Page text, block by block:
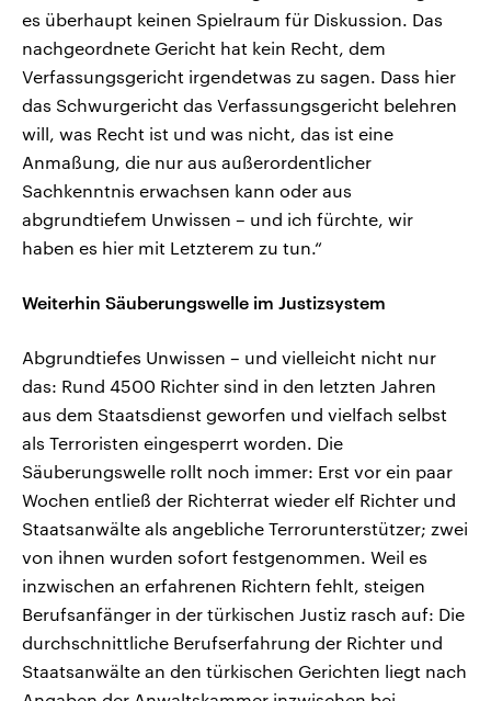
es überhaupt keinen Spielraum für Diskussion. Das
nachgeordnete Gericht hat kein Recht, dem
Verfassungsgericht irgendetwas zu sagen. Dass hier
das Schwurgericht das Verfassungsgericht belehren
will, was Recht ist und was nicht, das ist eine
Anmaßung, die nur aus außerordentlicher
Sachkenntnis erwachsen kann oder aus
abgrundtiefem Unwissen – und ich fürchte, wir
haben es hier mit Letzterem zu tun.“
Weiterhin Säuberungswelle im Justizsystem
Abgrundtiefes Unwissen – und vielleicht nicht nur
das: Rund 4500 Richter sind in den letzten Jahren
aus dem Staatsdienst geworfen und vielfach selbst
als Terroristen eingesperrt worden. Die
Säuberungswelle rollt noch immer: Erst vor ein paar
Wochen entließ der Richterrat wieder elf Richter und
Staatsanwälte als angebliche Terrorunterstützer; zwei
von ihnen wurden sofort festgenommen. Weil es
inzwischen an erfahrenen Richtern fehlt, steigen
Berufsanfänger in der türkischen Justiz rasch auf: Die
durchschnittliche Berufserfahrung der Richter und
Staatsanwälte an den türkischen Gerichten liegt nach